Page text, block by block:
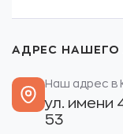
АДРЕС НАШЕГО
Наш адрес в
ул. имени
53